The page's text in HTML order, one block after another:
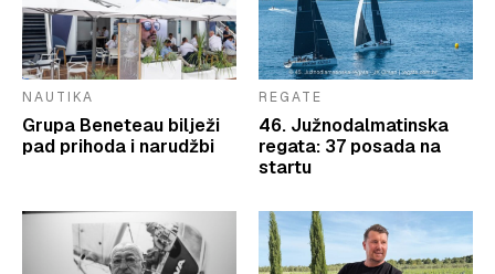
NAUTIKA
Grupa Beneteau bilježi
pad prihoda i narudžbi
REGATE
46. Južnodalmatinska
regata: 37 posada na
startu